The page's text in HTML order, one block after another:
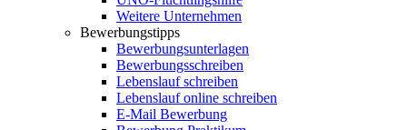
Weitere Unternehmen
Bewerbungstipps
Bewerbungsunterlagen
Bewerbungsschreiben
Lebenslauf schreiben
Lebenslauf online schreiben
E-Mail Bewerbung